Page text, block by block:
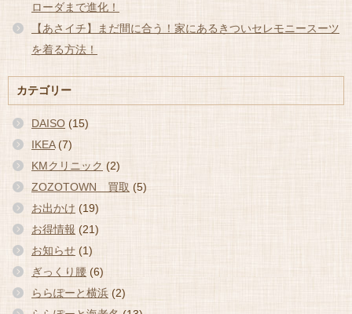
ローダまで進化！
【あさイチ】まだ間に合う！家にあるきついセレモニースーツ
を着る方法！
カテゴリー
DAISO (15)
IKEA(7)
KMクリニック (2)
ZOZOTOWN 買取 (5)
お出かけ (19)
お得情報 (21)
お知らせ (1)
ぎっくり腰 (6)
ららぽーと横浜 (2)